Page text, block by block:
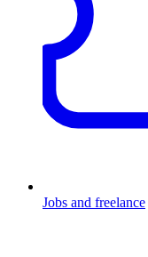
Jobs and freelance